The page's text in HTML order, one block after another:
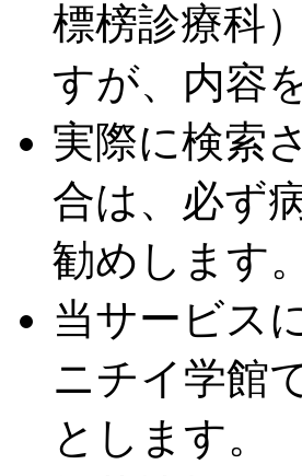
標榜診療科
すが、内容
実際に検索
合は、必ず
勧めします。
当サービス
ニチイ学館
とします。